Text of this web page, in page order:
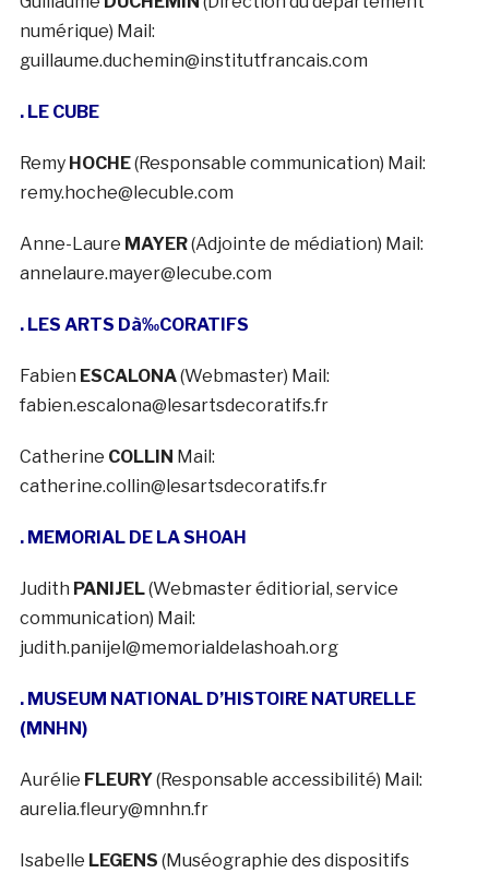
numérique) Mail:
guillaume.duchemin@institutfrancais.com
. LE CUBE
Remy HOCHE(Responsable communication) Mail:
remy.hoche@lecuble.com
Anne-Laure MAYER(Adjointe de médiation) Mail:
annelaure.mayer@lecube.com
. LES ARTS Dà‰CORATIFS
Fabien ESCALONA(Webmaster) Mail:
fabien.escalona@lesartsdecoratifs.fr
Catherine COLLIN Mail:
catherine.collin@lesartsdecoratifs.fr
. MEMORIAL DE LA SHOAH
Judith PANIJEL(Webmaster éditiorial, service
communication) Mail:
judith.panijel@memorialdelashoah.org
. MUSEUM NATIONAL D’HISTOIRE NATURELLE
(MNHN)
Aurélie FLEURY(Responsable accessibilité) Mail:
aurelia.fleury@mnhn.fr
Isabelle LEGENS (Muséographie des dispositifs